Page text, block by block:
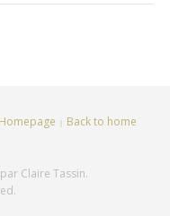
Back to home
Claire Tassin.